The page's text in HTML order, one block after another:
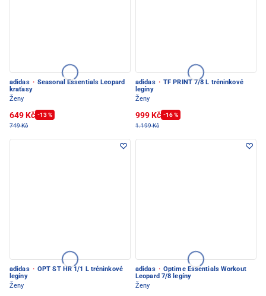
adidas · Seasonal Essentials Leopard
kraťasy
Ženy
649 Kč -13 %
749 Kč
adidas · TF PRINT 7/8 L tréninkové
legíny
Ženy
999 Kč -16 %
1.199 Kč
adidas · OPT ST HR 1/1 L tréninkové
legíny
Ženy
adidas · Optime Essentials Workout
Leopard 7/8 legíny
Ženy